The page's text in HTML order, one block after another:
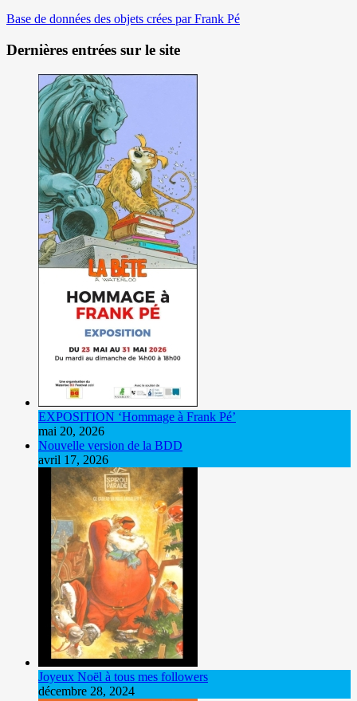
Base de données des objets crées par Frank Pé
Dernières entrées sur le site
EXPOSITION ‘Hommage à Frank Pé’
mai 20, 2026
Nouvelle version de la BDD
avril 17, 2026
Joyeux Noël à tous mes followers
décembre 28, 2024